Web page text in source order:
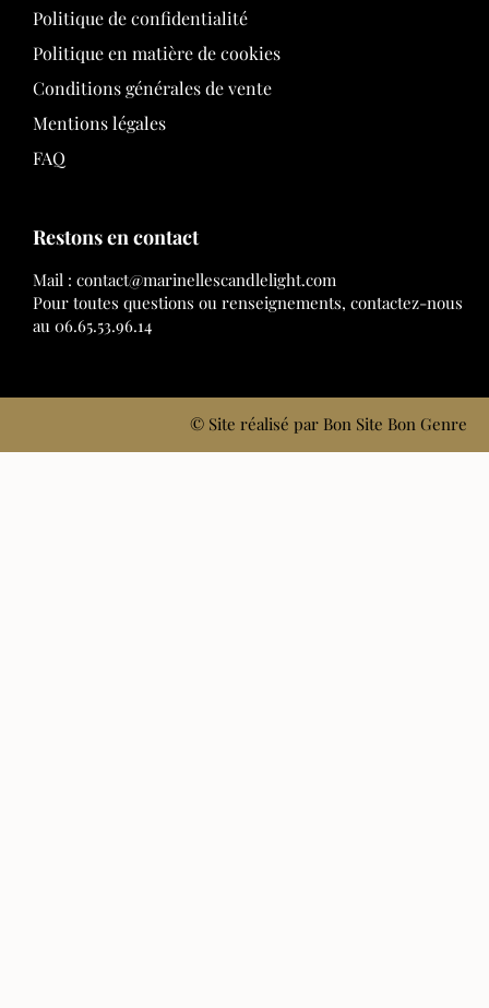
Politique de confidentialité
Politique en matière de cookies
Conditions générales de vente
Mentions légales
FAQ
Restons en contact
Mail : contact@marinellescandlelight.com
Pour toutes questions ou renseignements, contactez-nous
au 06.65.53.96.14
© Site réalisé par Bon Site Bon Genre